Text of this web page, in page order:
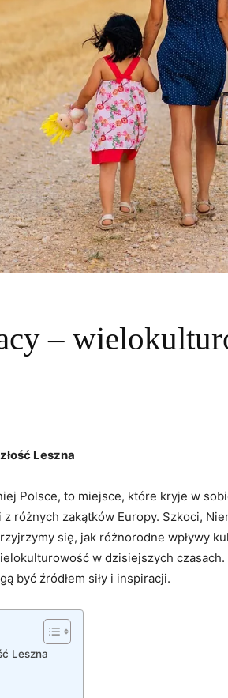
–
Leszna
Polsce, to miejsce, które kryje w
różnych zakątków Europy. Szkoci,
się, jak różnorodne wpływy
w dzisiejszych
być źródłem siły i inspiracji.
Leszna